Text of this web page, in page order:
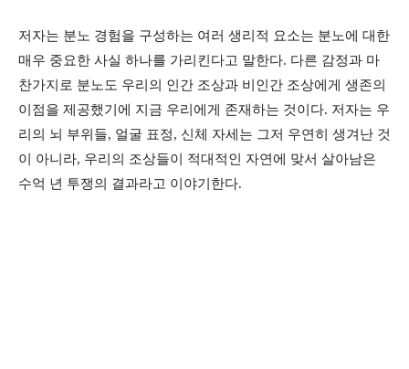
저자는 분노 경험을 구성하는 여러 생리적 요소는 분노에 대한
매우 중요한 사실 하나를 가리킨다고 말한다. 다른 감정과 마
찬가지로 분노도 우리의 인간 조상과 비인간 조상에게 생존의
이점을 제공했기에 지금 우리에게 존재하는 것이다. 저자는 우
리의 뇌 부위들, 얼굴 표정, 신체 자세는 그저 우연히 생겨난 것
이 아니라, 우리의 조상들이 적대적인 자연에 맞서 살아남은
수억 년 투쟁의 결과라고 이야기한다.